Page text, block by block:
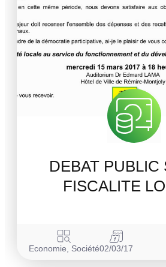
DEBAT PUBLIC
FISCALITE
Economie Société02/03/17